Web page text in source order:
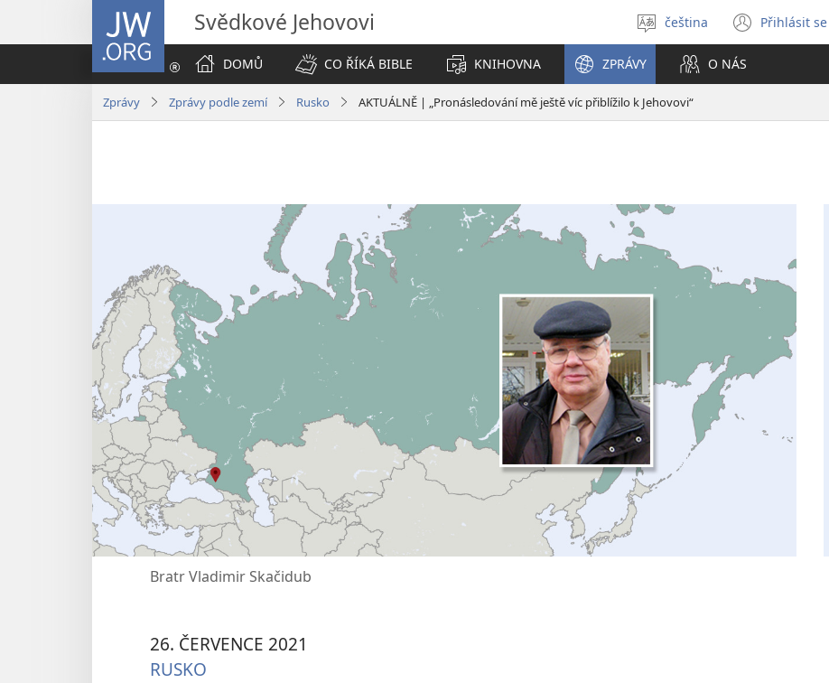
JW.ORG Svědkové Jehovovi
Vybrat
jazyk
čeština Přihlásit se
(otevřeno
nové
DOMŮ
CO ŘÍKÁ BIBLE KNIHOVNA ZPRÁVY O NÁS
Zprávy Zprávy podle zemí Rusko AKTUÁLNĚ | „Pronásledování mě ještě víc přiblížilo k Jehovovi“
Bratr Vladimir Skačidub
26. ČERVENCE 2021
RUSKO